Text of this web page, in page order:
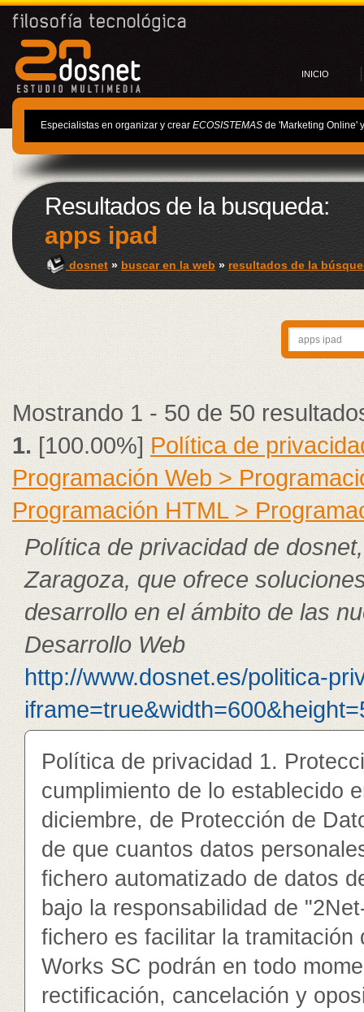
INICIO
Especialistas en organizar y crear ECOSISTEMAS de 'Marketing Online'
Resultados de la busqueda:
apps ipad
dosnet » buscar en la web » resultados de la
Mostrando 1 - 50 de 50
1. [100.00%]Política de
Programación Web >
Programación HTML >
Política de privacidad de
Zaragoza, que ofrece
desarrollo en el ámbito de las
Desarrollo Web
http://www.dosnet.es/politica-
Política de privacidad 1.
cumplimiento de lo establecido
diciembre, de Protección de
de que cuantos datos
fichero automatizado de datos
bajo la responsabilidad de
fichero es facilitar la
Works SC podrán en todo
rectificación, cancelación y